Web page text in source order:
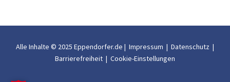
Alle Inhalte © 2025 Eppendorfer.de | Impressum | Datenschutz |
Barrierefreiheit | Cookie-Einstellungen